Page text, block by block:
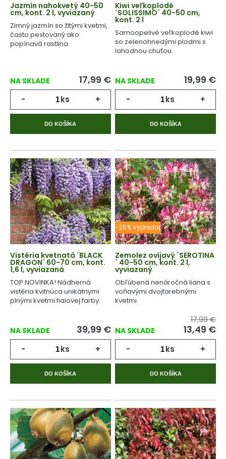
Jazmín nahokvetý 40-50
cm, kont. 2 l, vyviazaný
Zimný jazmín so žltými kvetmi,
často pestovaný ako
popínavá rastlina.
NA SKLADE 17,99 €
- ks +
DO KOŠÍKA
Kiwi veľkoplodé
´SOLISSIMO´ 40-50 cm,
kont. 2 l
Samoopelivé veľkoplodé kiwi
so zelenohnedými plodmi s
lahodnou chuťou.
NA SKLADE 19,99 €
- ks +
DO KOŠÍKA
Vistéria kvetnatá ´BLACK
DRAGON´ 60-70 cm, kont.
1,6 l, vyviazaná
TOP NOVINKA! Nádherná
vistéria kvitnúca unikátnymi
plnými kvetmi fialovej farby.
NA SKLADE 39,99 €
- ks +
DO KOŠÍKA
-25% Výpredaj
Zemolez ovíjavý ´SEROTINA
´ 40-50 cm, kont. 2 l,
vyviazaný
Obľúbená nenáročná liana s
voňavými dvojfarebnými
kvetmi.
NA SKLADE
17,99 €
13,49 €
- ks +
DO KOŠÍKA